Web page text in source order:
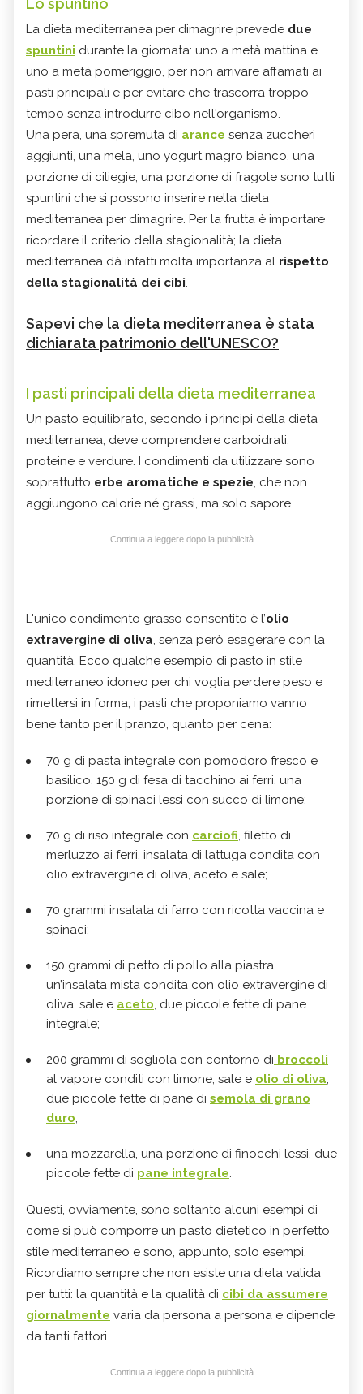
Lo spuntino
La dieta mediterranea per dimagrire prevede due
spuntini durante la giornata: uno a metà mattina e
uno a metà pomeriggio, per non arrivare affamati ai
pasti principali e per evitare che trascorra troppo
tempo senza introdurre cibo nell'organismo.
Una pera, una spremuta di arance senza zuccheri
aggiunti, una mela, uno yogurt magro bianco, una
porzione di ciliegie, una porzione di fragole sono tutti
spuntini che si possono inserire nella dieta
mediterranea per dimagrire. Per la frutta è importare
ricordare il criterio della stagionalità; la dieta
mediterranea dà infatti molta importanza al rispetto
della stagionalità dei cibi.
Sapevi che la dieta mediterranea è stata
dichiarata patrimonio dell'UNESCO?
I pasti principali della dieta mediterranea
Un pasto equilibrato, secondo i principi della dieta
mediterranea, deve comprendere carboidrati,
proteine e verdure. I condimenti da utilizzare sono
soprattutto erbe aromatiche e spezie, che non
aggiungono calorie né grassi, ma solo sapore.
Continua a leggere dopo la pubblicità
L'unico condimento grasso consentito è l’olio
extravergine di oliva, senza però esagerare con la
quantità. Ecco qualche esempio di pasto in stile
mediterraneo idoneo per chi voglia perdere peso e
rimettersi in forma, i pasti che proponiamo vanno
bene tanto per il pranzo, quanto per cena:
70 g di pasta integrale con pomodoro fresco e
basilico, 150 g di fesa di tacchino ai ferri, una
porzione di spinaci lessi con succo di limone;
70 g di riso integrale con carciofi, filetto di
merluzzo ai ferri, insalata di lattuga condita con
olio extravergine di oliva, aceto e sale;
70 grammi insalata di farro con ricotta vaccina e
spinaci;
150 grammi di petto di pollo alla piastra,
un’insalata mista condita con olio extravergine di
oliva, sale e aceto, due piccole fette di pane
integrale;
200 grammi di sogliola con contorno di broccoli
al vapore conditi con limone, sale e olio di oliva;
due piccole fette di pane di semola di grano
duro;
una mozzarella, una porzione di finocchi lessi, due
piccole fette di pane integrale.
Questi, ovviamente, sono soltanto alcuni esempi di
come si può comporre un pasto dietetico in perfetto
stile mediterraneo e sono, appunto, solo esempi.
Ricordiamo sempre che non esiste una dieta valida
per tutti: la quantità e la qualità di cibi da assumere
giornalmente varia da persona a persona e dipende
da tanti fattori.
Continua a leggere dopo la pubblicità